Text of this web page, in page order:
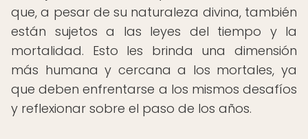
que, a pesar de su naturaleza divina, también
están sujetos a las leyes del tiempo y la
mortalidad. Esto les brinda una dimensión
más humana y cercana a los mortales, ya
que deben enfrentarse a los mismos desafíos
y reflexionar sobre el paso de los años.